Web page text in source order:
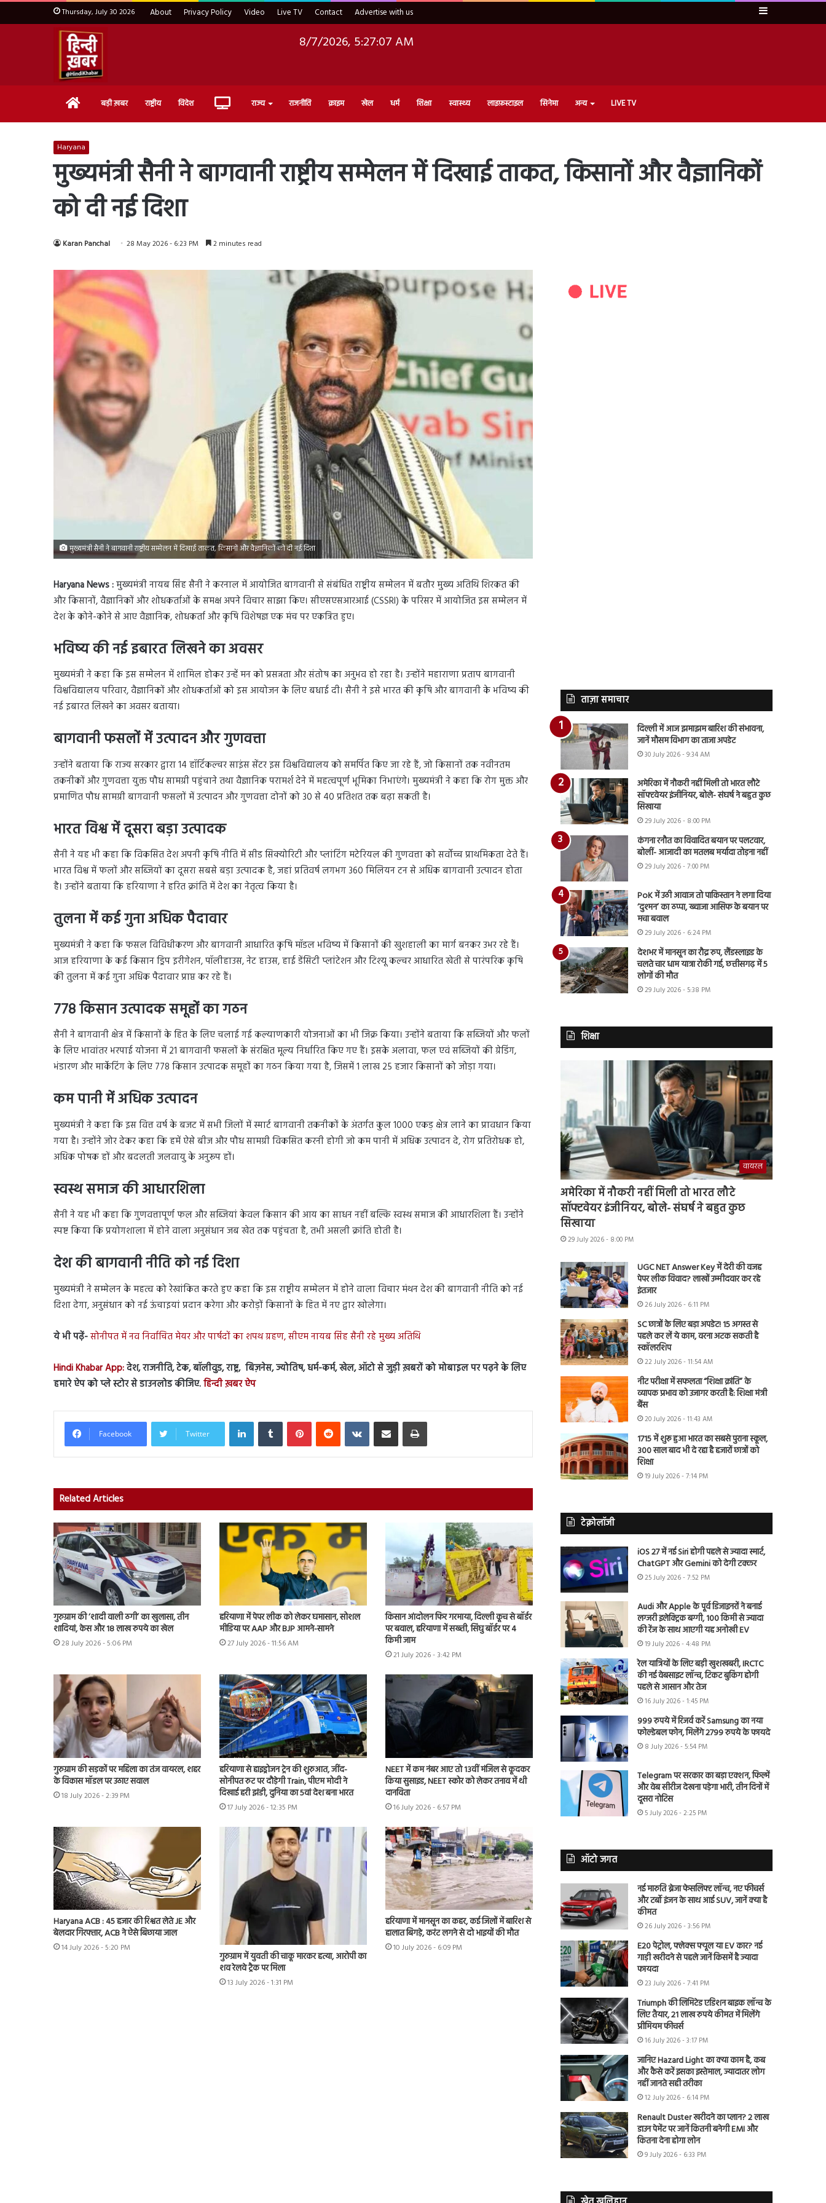
Thursday, July 30 2026 About Privacy Policy Video Live TV Contact Advertise with us Sidebar
8/7/2026, 5:27:08 AM
Home बड़ी ख़बर राष्ट्रीय विदेश Live राज्य राजनीति क्राइम खेल धर्म शिक्षा स्वास्थ्य लाइफ़स्टाइल सिनेमा अन्य LIVE TV
Haryana
मुख्यमंत्री सैनी ने बागवानी राष्ट्रीय सम्मेलन में दिखाई ताकत, किसानों और वैज्ञानिकों
को दी नई दिशा
Karan Panchal 28 May 2026 - 6:23 PM 2 minutes read
मुख्यमंत्री सैनी ने बागवानी राष्ट्रीय सम्मेलन में दिखाई ताकत, किसानों और वैज्ञानिकों को दी नई दिशा
Haryana News :मुख्यमंत्री नायब सिंह सैनी ने करनाल में आयोजित बागवानी से संबंधित राष्ट्रीय सम्मेलन में बतौर मुख्य अतिथि शिरकत की
और किसानों, वैज्ञानिकों और शोधकर्ताओं के समक्ष अपने विचार साझा किए। सीएसएसआरआई (CSSRI) के परिसर में आयोजित इस सम्मेलन में
देश के कोने-कोने से आए वैज्ञानिक, शोधकर्ता और कृषि विशेषज्ञ एक मंच पर एकत्रित हुए।
भविष्य की नई इबारत लिखने का अवसर
मुख्यमंत्री ने कहा कि इस सम्मेलन में शामिल होकर उन्हें मन को प्रसन्नता और संतोष का अनुभव हो रहा है। उन्होंने महाराणा प्रताप बागवानी
विश्वविद्यालय परिवार, वैज्ञानिकों और शोधकर्ताओं को इस आयोजन के लिए बधाई दी। सैनी ने इसे भारत की कृषि और बागवानी के भविष्य की
नई इबारत लिखने का अवसर बताया।
बागवानी फसलों में उत्पादन और गुणवत्ता
उन्होंने बताया कि राज्य सरकार द्वारा 14 हॉर्टिकल्चर साइंस सेंटर इस विश्वविद्यालय को समर्पित किए जा रहे हैं, जो किसानों तक नवीनतम
तकनीकों और गुणवत्ता युक्त पौध सामग्री पहुंचाने तथा वैज्ञानिक परामर्श देने में महत्वपूर्ण भूमिका निभाएंगे। मुख्यमंत्री ने कहा कि रोग मुक्त और
प्रमाणित पौध सामग्री बागवानी फसलों में उत्पादन और गुणवत्ता दोनों को 30 से 40 प्रतिशत तक बढ़ा सकती है।
भारत विश्व में दूसरा बड़ा उत्पादक
सैनी ने यह भी कहा कि विकसित देश अपनी कृषि नीति में सीड सिक्योरिटी और प्लांटिंग मटेरियल की गुणवत्ता को सर्वोच्च प्राथमिकता देते हैं।
भारत विश्व में फलों और सब्जियों का दूसरा सबसे बड़ा उत्पादक है, जहां प्रतिवर्ष लगभग 360 मिलियन टन से अधिक बागवानी उत्पादन होता
है। उन्होंने बताया कि हरियाणा ने हरित क्रांति में देश का नेतृत्व किया है।
तुलना में कई गुना अधिक पैदावार
मुख्यमंत्री ने कहा कि फसल विविधीकरण और बागवानी आधारित कृषि मॉडल भविष्य में किसानों की खुशहाली का मार्ग बनकर उभर रहे हैं।
आज हरियाणा के कई किसान ड्रिप इरीगेशन, पॉलीहाउस, नेट हाउस, हाई डेंसिटी प्लांटेशन और टिश्यू कल्चर आधारित खेती से पारंपरिक कृषि
की तुलना में कई गुना अधिक पैदावार प्राप्त कर रहे हैं।
778 किसान उत्पादक समूहों का गठन
सैनी ने बागवानी क्षेत्र में किसानों के हित के लिए चलाई गई कल्याणकारी योजनाओं का भी जिक्र किया। उन्होंने बताया कि सब्जियों और फलों
के लिए भावांतर भरपाई योजना में 21 बागवानी फसलों के संरक्षित मूल्य निर्धारित किए गए हैं। इसके अलावा, फल एवं सब्जियों की ग्रेडिंग,
भंडारण और मार्केटिंग के लिए 778 किसान उत्पादक समूहों का गठन किया गया है, जिसमें 1 लाख 25 हजार किसानों को जोड़ा गया।
कम पानी में अधिक उत्पादन
मुख्यमंत्री ने कहा कि इस वित्त वर्ष के बजट में सभी जिलों में स्मार्ट बागवानी तकनीकों के अंतर्गत कुल 1000 एकड़ क्षेत्र लाने का प्रावधान किया
गया है। उन्होंने जोर देकर कहा कि हमें ऐसे बीज और पौध सामग्री विकसित करनी होगी जो कम पानी में अधिक उत्पादन दे, रोग प्रतिरोधक हो,
अधिक पोषक हों और बदलती जलवायु के अनुरूप हों।
स्वस्थ समाज की आधारशिला
सैनी ने यह भी कहा कि गुणवत्तापूर्ण फल और सब्जियां केवल किसान की आय का साधन नहीं बल्कि स्वस्थ समाज की आधारशिला हैं। उन्होंने
स्पष्ट किया कि प्रयोगशाला में होने वाला अनुसंधान जब खेत तक पहुंचता है, तभी असली क्रांति होती है।
देश की बागवानी नीति को नई दिशा
मुख्यमंत्री ने सम्मेलन के महत्व को रेखांकित करते हुए कहा कि इस राष्ट्रीय सम्मेलन में होने वाला विचार मंथन देश की बागवानी नीति को नई
दिशा देगा, अनुसंधान को नई ऊंचाइयां प्रदान करेगा और करोड़ों किसानों के हित में नए द्वार खोलेगा।
ये भी पढ़ें-सोनीपत में नव निर्वाचित मेयर और पार्षदों का शपथ ग्रहण, सीएम नायब सिंह सैनी रहे मुख्य अतिथि
Hindi Khabar App:देश, राजनीति, टेक, बॉलीवुड, राष्ट्र, बिज़नेस, ज्योतिष, धर्म-कर्म, खेल, ऑटो से जुड़ी ख़बरों को मोबाइल पर पढ़ने के लिए
हमारे ऐप को प्ले स्टोर से डाउनलोड कीजिए.हिन्दी ख़बर ऐप
Facebook Twitter
LinkedInTumblr PinterestReddit VKontakteShare via Email Print
Related Articles
गुरुग्राम की ‘शादी वाली ठगी’ का खुलासा, तीन
शादियां, केस और 18 लाख रुपये का खेल
28 July 2026 - 5:06 PM
हरियाणा में पेपर लीक को लेकर घमासान, सोशल
मीडिया पर AAP और BJP आमने-सामने
27 July 2026 - 11:56 AM
किसान आंदोलन फिर गरमाया, दिल्ली कूच से बॉर्डर
पर बवाल, हरियाणा में सख्ती, सिंघु बॉर्डर पर 4
किमी जाम
21 July 2026 - 3:42 PM
गुरुग्राम की सड़कों पर महिला का तंज वायरल, शहर
के विकास मॉडल पर उठाए सवाल
18 July 2026 - 2:39 PM
हरियाणा से हाइड्रोजन ट्रेन की शुरुआत, जींद-
सोनीपत रुट पर दौड़ेगी Train, पीएम मोदी ने
दिखाई हरी झंडी, दुनिया का 5वां देश बना भारत
17 July 2026 - 12:35 PM
NEET में कम नंबर आए तो 13वीं मंजिल से कूदकर
किया सुसाइड, NEET स्कोर को लेकर तनाव में थी
दानविता
16 July 2026 - 6:57 PM
Haryana ACB : 45 हजार की रिश्वत लेते JE और
बेलदार गिरफ्तार, ACB ने ऐसे बिछाया जाल
14 July 2026 - 5:20 PM
गुरुग्राम में युवती की चाकू मारकर हत्या, आरोपी का
शव रेलवे ट्रैक पर मिला
13 July 2026 - 1:31 PM
हरियाणा में मानसून का कहर, कई जिलों में बारिश से
हालात बिगड़े, करंट लगने से दो भाइयों की मौत
10 July 2026 - 6:09 PM
ताज़ा समाचार
दिल्ली में आज झमाझम बारिश की संभावना,
जानें मौसम विभाग का ताजा अपडेट
30 July 2026 - 9:34 AM
अमेरिका में नौकरी नहीं मिली तो भारत लौटे
सॉफ्टवेयर इंजीनियर, बोले- संघर्ष ने बहुत कुछ
सिखाया
29 July 2026 - 8:00 PM
कंगना रनौत का विवादित बयान पर पलटवार,
बोलीं- आजादी का मतलब मर्यादा तोड़ना नहीं
29 July 2026 - 7:00 PM
PoK में उठी आवाज तो पाकिस्तान ने लगा दिया
‘दुश्मन’ का ठप्पा, ख्वाजा आसिफ के बयान पर
मचा बवाल
29 July 2026 - 6:24 PM
देशभर में मानसून का रौद्र रुप, लैंडस्लाइड के
चलते चार धाम यात्रा रोकी गई, छत्तीसगढ़ में 5
लोगों की मौत
29 July 2026 - 5:38 PM
शिक्षा
वायरल
अमेरिका में नौकरी नहीं मिली तो भारत लौटे
सॉफ्टवेयर इंजीनियर, बोले- संघर्ष ने बहुत कुछ
सिखाया
29 July 2026 - 8:00 PM
UGC NET Answer Key में देरी की वजह
पेपर लीक विवाद? लाखों उम्मीदवार कर रहे
इंतजार
26 July 2026 - 6:11 PM
SC छात्रों के लिए बड़ा अपडेट! 15 अगस्त से
पहले कर लें ये काम, वरना अटक सकती है
स्कॉलरशिप
22 July 2026 - 11:54 AM
नीट परीक्षा में सफलता “शिक्षा क्रांति” के
व्यापक प्रभाव को उजागर करती है: शिक्षा मंत्री
बैंस
20 July 2026 - 11:43 AM
1715 में शुरू हुआ भारत का सबसे पुराना स्कूल,
300 साल बाद भी दे रहा है हजारों छात्रों को
शिक्षा
19 July 2026 - 7:14 PM
टेक्नोलॉजी
iOS 27 में नई Siri होगी पहले से ज्यादा स्मार्ट,
ChatGPT और Gemini को देगी टक्कर
25 July 2026 - 7:52 PM
Audi और Apple के पूर्व डिजाइनरों ने बनाई
लग्जरी इलेक्ट्रिक बग्गी, 100 किमी से ज्यादा
की रेंज के साथ आएगी यह अनोखी EV
19 July 2026 - 4:48 PM
रेल यात्रियों के लिए बड़ी खुशखबरी, IRCTC
की नई वेबसाइट लॉन्च, टिकट बुकिंग होगी
पहले से आसान और तेज
16 July 2026 - 1:45 PM
999 रुपये में रिजर्व करें Samsung का नया
फोल्डेबल फोन, मिलेंगे 2799 रुपये के फायदे
8 July 2026 - 5:54 PM
Telegram पर सरकार का बड़ा एक्शन, फिल्में
और वेब सीरीज देखना पड़ेगा भारी, तीन दिनों में
दूसरा नोटिस
5 July 2026 - 2:25 PM
ऑटो जगत
नई मारुति ब्रेजा फेसलिफ्ट लॉन्च, नए फीचर्स
और टर्बो इंजन के साथ आई SUV, जानें क्या है
कीमत
26 July 2026 - 3:56 PM
E20 पेट्रोल, फ्लेक्स फ्यूल या EV कार? नई
गाड़ी खरीदने से पहले जानें किसमें है ज्यादा
फायदा
23 July 2026 - 7:41 PM
Triumph की लिमिटेड एडिशन बाइक लॉन्च के
लिए तैयार, 21 लाख रुपये कीमत में मिलेंगे
प्रीमियम फीचर्स
16 July 2026 - 3:17 PM
जानिए Hazard Light का क्या काम है, कब
और कैसे करें इसका इस्तेमाल, ज्यादातर लोग
नहीं जानते सही तरीका
12 July 2026 - 6:14 PM
Renault Duster खरीदने का प्लान? 2 लाख
डाउन पेमेंट पर जानें कितनी बनेगी EMI और
कितना देना होगा लोन
9 July 2026 - 6:33 PM